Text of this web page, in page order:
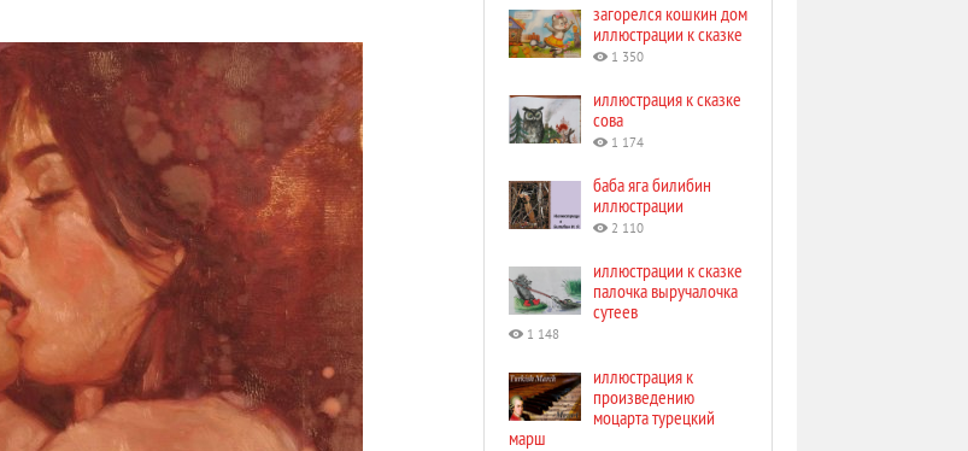
загорелся кошкин дом
иллюстрации к сказке
1 350
иллюстрация к сказке
сова
1 174
баба яга билибин
иллюстрации
2 110
иллюстрации к сказке
палочка выручалочка
сутеев
1 148
иллюстрация к
произведению
моцарта турецкий
марш